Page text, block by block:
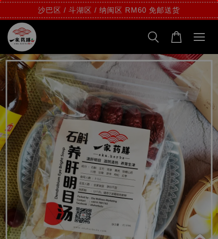
沙巴区 / 斗湖区 / 纳闽区 RM60 免邮送货